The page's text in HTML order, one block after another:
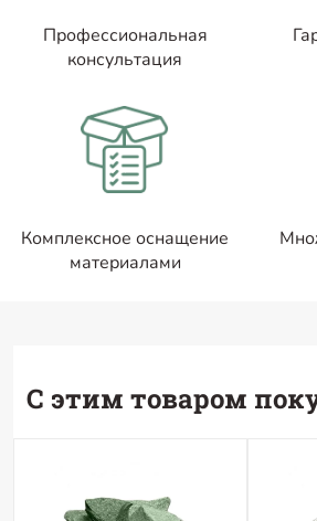
Профессиональная
консультация
Комплексное оснащение
материалами
С этим товаром